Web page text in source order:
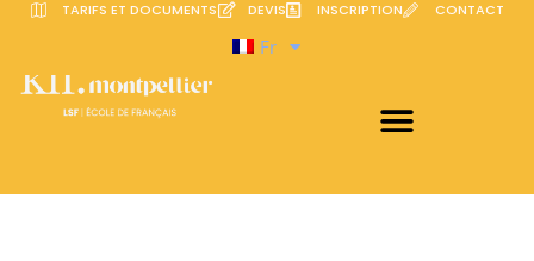
TARIFS ET DOCUMENTS DEVIS INSCRIPTION CONTACT
Fr